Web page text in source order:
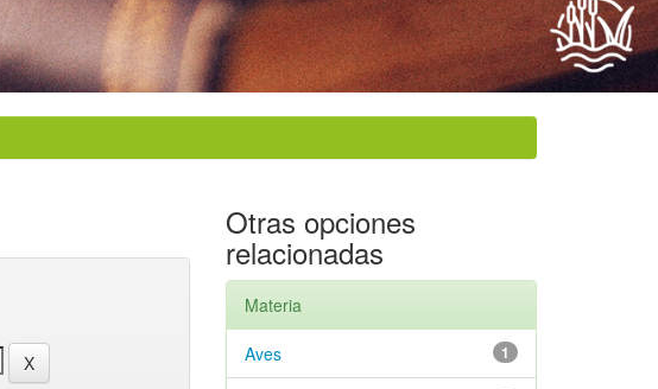
Otras opciones
relacionadas
Materia
1
Aves